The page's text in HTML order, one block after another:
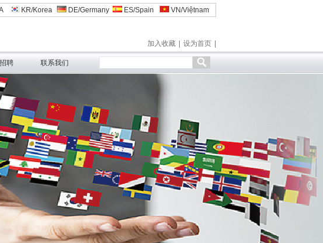
KR/Korea DE/Germany ES/Spain VN/Việtnam
设为首页
加入收藏
聘 联系我们